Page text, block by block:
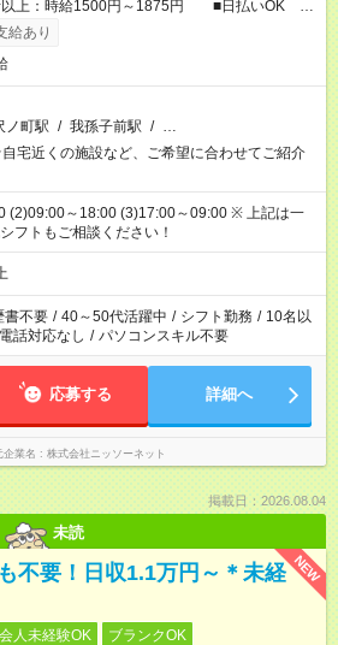
以上：時給1500円～1875円 ■日払いOK ■
円（時給1400円×8h）
給あり
ノ町駅 / 我孫子前駅 / …
近くの施設など、ご希望に合わせてご紹介
～18:00 (3)17:00～09:00 ※ 上記は一
フトもご相談ください！
書不要 / 40～50代活躍中 / シフト勤務 / 10名以
電話対応なし / パソコンスキル不要
応募する 詳細へ
企業名 株式会社ニッソーネット
掲載日：2026.08.04
未読
NEW
不要！日収1.1万円～＊未経
人未経験OK
ブランクOK